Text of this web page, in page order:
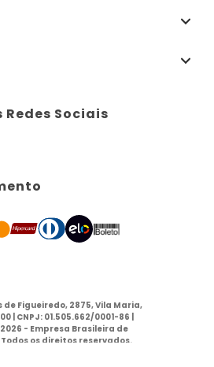
Sociais
de Figueiredo, 2875, Vila Maria,
| CNPJ: 01.505.662/0001-86 |
- Empresa Brasileira de
os direitos reservados.